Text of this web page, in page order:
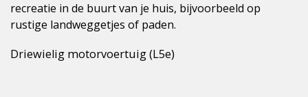
recreatie in de buurt van je huis, bijvoorbeeld op
rustige landweggetjes of paden.
Driewielig motorvoertuig (L5e)